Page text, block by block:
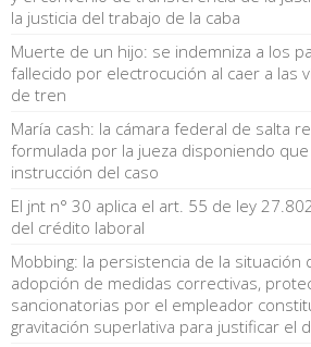
la justicia del trabajo de la caba
Muerte de un hijo: se indemniza a los
fallecido por electrocución al caer a las
de tren
María cash: la cámara federal de salta
formulada por la jueza disponiendo
instrucción del caso
El jnt n° 30 aplica el art. 55 de ley
del crédito laboral
Mobbing: la persistencia de la situación
adopción de medidas correctivas,
sancionatorias por el empleador
gravitación superlativa para justificar el